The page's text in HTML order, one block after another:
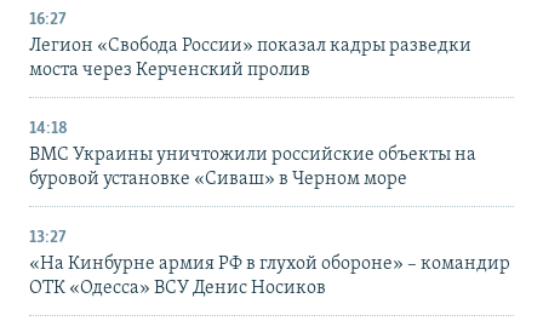
16:27
Легион «Свобода России» показал кадры разведки
моста через Керченский пролив
14:18
ВМС Украины уничтожили российские объекты на
буровой установке «Сиваш» в Черном море
13:27
«На Кинбурне армия РФ в глухой обороне» – командир
ОТК «Одесса» ВСУ Денис Носиков